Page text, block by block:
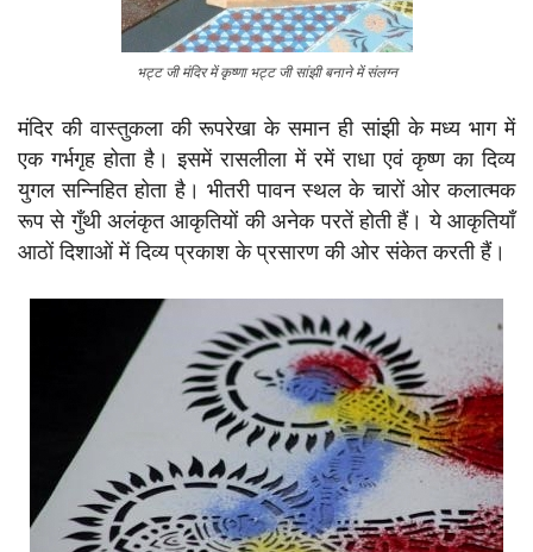
भट्ट जी मंदिर में कृष्णा भट्ट जी सांझी बनाने में संलग्न
मंदिर की वास्तुकला की रूपरेखा के समान ही सांझी के मध्य भाग में
एक गर्भगृह होता है। इसमें रासलीला में रमें राधा एवं कृष्ण का दिव्य
युगल सन्निहित होता है। भीतरी पावन स्थल के चारों ओर कलात्मक
रूप से गुँथी अलंकृत आकृतियों की अनेक परतें होती हैं। ये आकृतियाँ
आठों दिशाओं में दिव्य प्रकाश के प्रसारण की ओर संकेत करती हैं।